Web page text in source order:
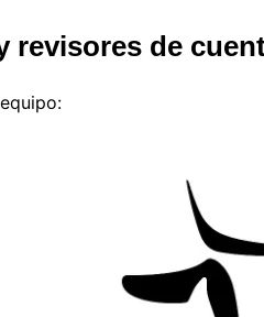
revisores de